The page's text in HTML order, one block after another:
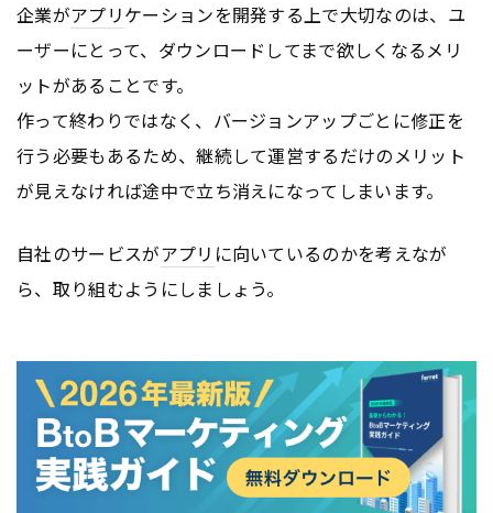
企業がアプリケーションを開発する上で大切なのは、ユ
ーザーにとって、ダウンロードしてまで欲しくなるメリ
ットがあることです。
作って終わりではなく、バージョンアップごとに修正を
行う必要もあるため、継続して運営するだけのメリット
が見えなければ途中で立ち消えになってしまいます。
自社のサービスがアプリ に向いているのかを考えなが
ら、取り組むようにしましょう。